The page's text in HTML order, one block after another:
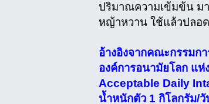
ปริมาณความเข้มข้น ม
หญ้าหวาน ใช้แล้วปลอ
อ้างอิงจากคณะกรรมก
องค์การอนามัยโลก แ
Acceptable Daily
น้ำหนักตัว 1 กิโลกรัม/